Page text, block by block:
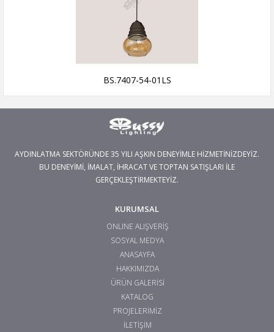
BS.7407-54-01LS
AYDINLATMA SEKTÖRÜNDE 35 YILI AŞKIN DENEYİMLE HİZMETİNİZDEYİZ.
BU DENEYİMİ, İMALAT, İHRACAT VE TOPTAN SATIŞLARI İLE
GERÇEKLEŞTİRMEKTEYİZ.
KURUMSAL
ONLINE ALIŞVERİŞ
SOSYAL MEDYA
ANASAYFA
HAKKIMIZDA
ÜRÜN GALERİSİ
KATALOG
PROJELERİMİZ
İLETİŞİM